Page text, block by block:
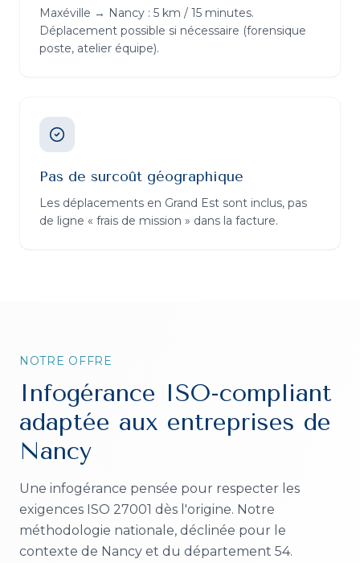
Maxéville → Nancy : 5 km / 15 minutes.
Déplacement possible si nécessaire (forensique
poste, atelier équipe).
Pas de surcoût géographique
Les déplacements en Grand Est sont inclus, pas
de ligne « frais de mission » dans la facture.
NOTRE OFFRE
Infogérance ISO-compliant
adaptée aux entreprises de
Nancy
Une infogérance pensée pour respecter les
exigences ISO 27001 dès l'origine. Notre
méthodologie nationale, déclinée pour le
contexte de Nancy et du département 54.